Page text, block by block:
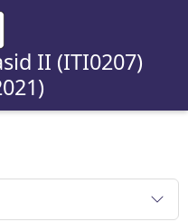
II (ITI0207)